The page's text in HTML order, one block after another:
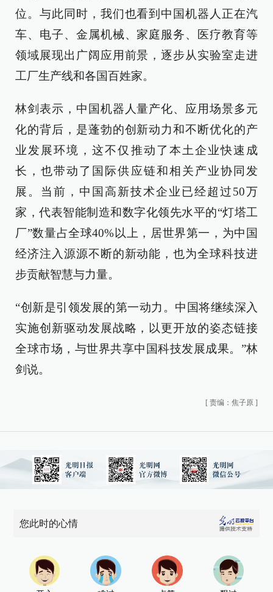
位。与此同时，我们也看到中国机器人正在汽
车、电子、金属机械、家庭服务、医疗教育等
领域展现出广阔应用前景，逐步从实验室走进
工厂生产线和各国百姓家。
林剑表示，中国机器人量产化、应用场景多元
化的背后，是蓬勃的创新动力和不断优化的产
业发展环境，这不仅推动了本土企业快速成
长，也带动了国际供应链和相关产业协同发
展。当前，中国高新技术企业已经超过50万
家，代表智能制造和数字化领先水平的“灯塔工
厂”数量占全球40%以上，居世界第一，为中国
经济注入源源不断的新动能，也为全球科技进
步贡献智慧与力量。
“创新是引领发展的第一动力。中国将继续深入
实施创新驱动发展战略，以更开放的姿态链接
全球市场，与世界共享中国科技发展成果。”林
剑说。
[ 责编：焦子原 ]
您此时的心情